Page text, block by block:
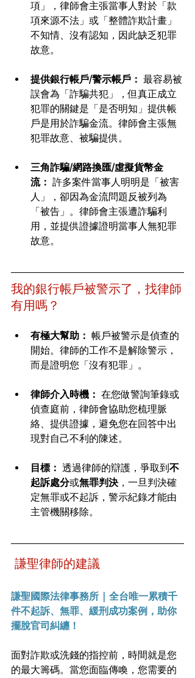
項」，律師會主張當事人對於「款
項來源不法」或「整體詐欺計畫」
不知情、沒有認知，因此缺乏犯罪
故意。
提供銀行帳戶/警示帳戶： 最容易被
誤會為「詐騙共犯」，但真正成立
犯罪的關鍵是「是否明知」提供帳
戶是用於詐騙金流。律師會主張無
犯罪故意、被騙提供。
三角詐騙/網路換匯/虛擬貨幣金
流： 許多案件當事人明明是「被害
人」，卻因為金流問題反被列為
「被告」。律師會主張遭詐騙利
用，並提供證據證明當事人無犯罪
故意。
我的銀行帳戶被警示了，找律師
有用嗎？
有極大幫助： 帳戶被警示是偵查的
開始。律師的工作不是解除警示，
而是證明您「沒有犯罪」。
律師介入時機： 在您做警詢筆錄或
偵查庭前，律師會協助您梳理脈
絡、提供證據，避免您在回答中出
現對自己不利的陳述。
目標： 透過律師的辯護，爭取到不
起訴處分或無罪判決 ，一旦判決確
定無罪或不起訴，警示紀錄才能由
主管機關移除。
謙聖律師的建議
謙聖國際法律事務所 | 全台唯一累積千
件不起訴、無罪、緩刑成功案例，助你
擺脫官司糾纏！
面對詐欺或洗錢的指控前，時間就是您
的最大籌碼。當您面臨傳喚，您需要的